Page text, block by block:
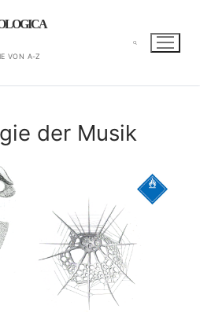
VON A-Z
der Musik